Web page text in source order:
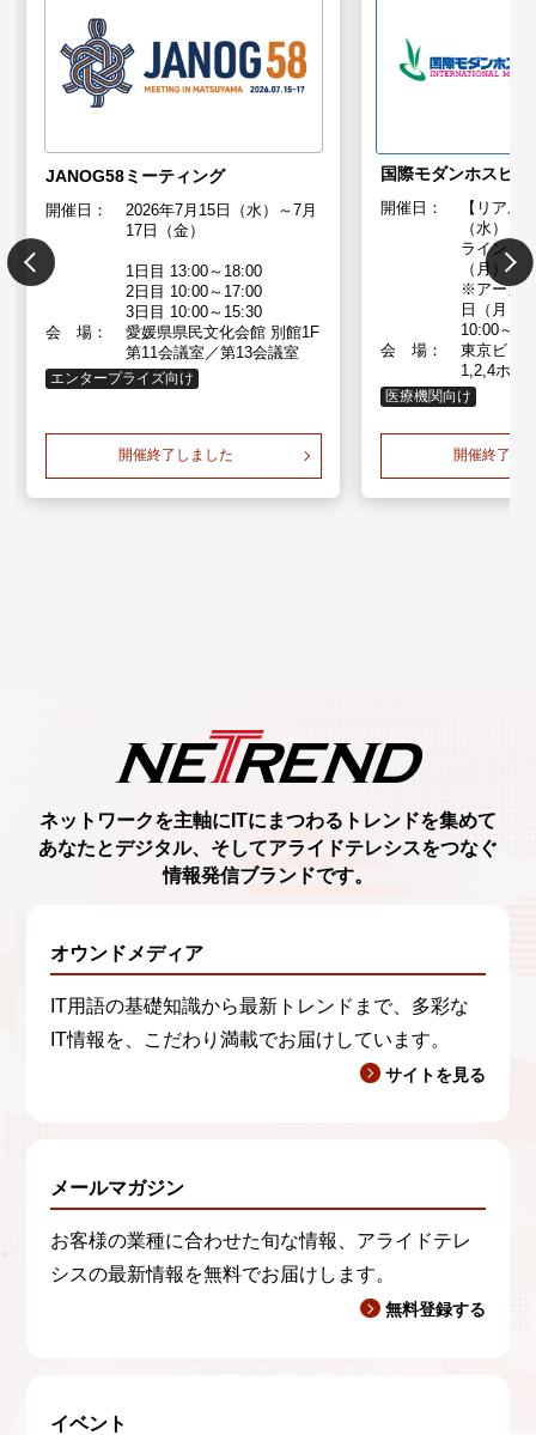
JANOG58ミーティング
開催日：
2026年7月15日（水）～7月
17日（金）
1日目 13:00～18:00
2日目 10:00～17:00
3日目 10:00～15:30
会 場：
愛媛県県民文化会館 別館1F
第11会議室／第13会議室
エンタープライズ向け
開催終了しました
国際モダンホスピ
開催日：
【リア
（水）～
ライン】
（月）
※アーカ
日（月）
10:00～
会 場：
東京ビッ
1,2,4ホー
医療機関向け
開催終了し
ネットワークを主軸に ITにまつわるトレンドを集めて
あなたとデジタル、 そしてアライドテレシスをつなぐ
情報発信ブランドです。
オウンドメディア
IT用語の基礎知識から最新トレンドまで、多彩な
IT情報を、こだわり満載でお届けしています。
サイトを見る
メールマガジン
お客様の業種に合わせた旬な情報、アライドテレ
シスの最新情報を無料でお届けします。
無料登録する
イベント